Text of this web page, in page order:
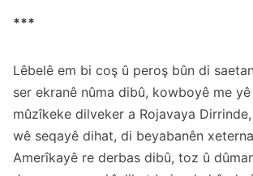
***
Lêbelê em bi coş û peroş bûn di
ser ekranê nûma dibû, kowboyê me
mûzîkeke dilveker a Rojavaya
wê seqayê dihat, di beyabanên
Amerîkayê re derbas dibû, toz û